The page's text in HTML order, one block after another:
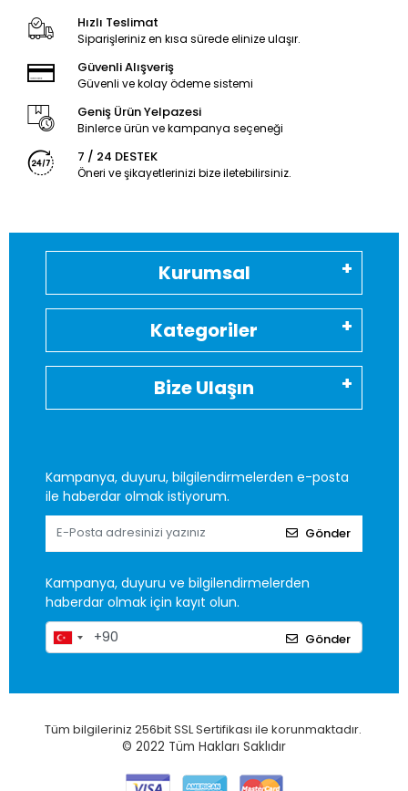
Hızlı Teslimat
Siparişleriniz en kısa sürede elinize ulaşır.
Güvenli Alışveriş
Güvenli ve kolay ödeme sistemi
Geniş Ürün Yelpazesi
Binlerce ürün ve kampanya seçeneği
7 / 24 DESTEK
Öneri ve şikayetlerinizi bize iletebilirsiniz.
Kurumsal
Kategoriler
Bize Ulaşın
Kampanya, duyuru, bilgilendirmelerden e-posta
ile haberdar olmak istiyorum.
Gönder
Kampanya, duyuru ve bilgilendirmelerden
haberdar olmak için kayıt olun.
Gönder
Tüm bilgileriniz 256bit SSL Sertifikası ile korunmaktadır.
© 2022 Tüm Hakları Saklıdır